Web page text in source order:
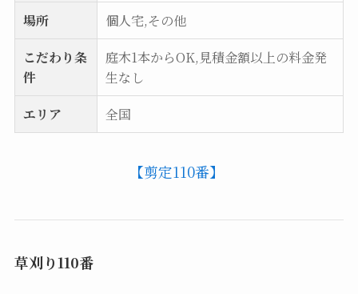
場所
個人宅,その他
こだわり条
件
庭木1本からOK,見積金額以上の料金発
生なし
エリア
全国
【剪定110番】
草刈り110番